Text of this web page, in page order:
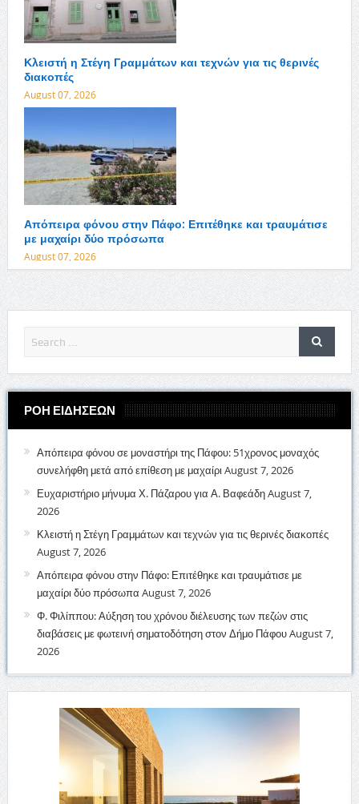
Κλειστή η Στέγη Γραμμάτων και τεχνών για τις θερινές
διακοπές
August 07, 2026
Απόπειρα φόνου στην Πάφο: Επιτέθηκε και τραυμάτισε
με μαχαίρι δύο πρόσωπα
August 07, 2026
ΡΟΗ ΕΙΔΗΣΕΩΝ
Απόπειρα φόνου σε μοναστήρι της Πάφου: 51χρονος μοναχός
συνελήφθη μετά από επίθεση με μαχαίριAugust 7, 2026
Ευχαριστήριο μήνυμα Χ. Πάζαρου για Α. ΒαφεάδηAugust 7,
2026
Κλειστή η Στέγη Γραμμάτων και τεχνών για τις θερινές διακοπές
August 7, 2026
Απόπειρα φόνου στην Πάφο: Επιτέθηκε και τραυμάτισε με
μαχαίρι δύο πρόσωπα August 7, 2026
Φ. Φιλίππου: Αύξηση του χρόνου διέλευσης των πεζών στις
διαβάσεις με φωτεινή σηματοδότηση στον Δήμο ΠάφουAugust 7,
2026